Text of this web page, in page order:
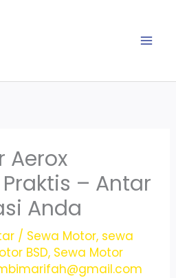
Aerox
– Antar
Anda
/ Sewa Motor, sewa
BSD, Sewa Motor